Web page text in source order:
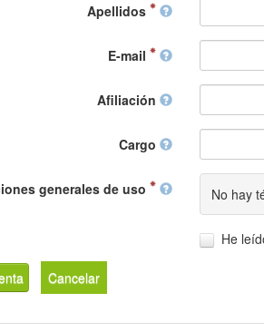
Apellidos
E-mail
Afiliación
Cargo
generales de uso No hay
He
Cancelar